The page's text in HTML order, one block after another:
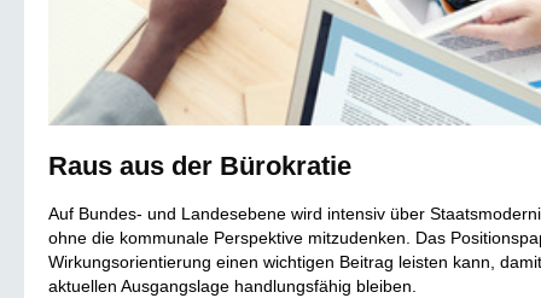
Raus aus der Bürokratie
Auf Bundes- und Landesebene wird intensiv über
ohne die kommunale Perspektive mitzudenken. Das
Wirkungsorientierung einen wichtigen Beitrag leisten kann,
aktuellen Ausgangslage handlungsfähig bleiben.